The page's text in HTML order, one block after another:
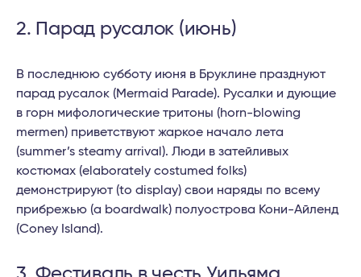
2. Парад русалок (июнь)
В последнюю субботу июня в Бруклине празднуют
парад русалок (Mermaid Parade). Русалки и дующие
в горн мифологические тритоны (horn-blowing
mermen) приветствуют жаркое начало лета
(summer’s steamy arrival). Люди в затейливых
костюмах (elaborately costumed folks)
демонстрируют (to display) свои наряды по всему
прибрежью (a boardwalk) полуострова Кони-Айленд
(Coney Island).